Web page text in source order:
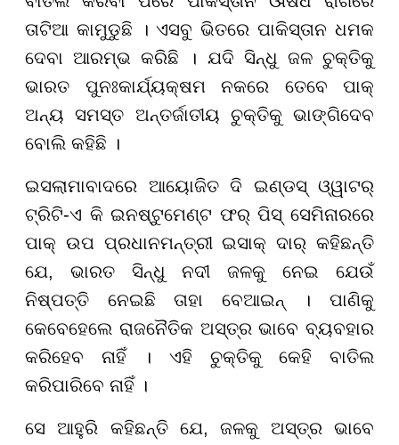
ତାଟିଆ କାମୁଡୁଛି । ଏସବୁ ଭିତରେ ପାକିସ୍ତାନ ଧମକ
ଦେବା ଆରମ୍ଭ କରିଛି । ଯଦି ସିନ୍ଧୁ ଜଳ ଚୁକ୍ତିକୁ
ଭାରତ ପୁନଃକାର୍ଯ୍ୟକ୍ଷମ ନକରେ ତେବେ ପାକ୍
ଅନ୍ୟ ସମସ୍ତ ଅନ୍ତର୍ଜାତୀୟ ଚୁକ୍ତିକୁ ଭାଙ୍ଗିଦେବ
ବୋଲି କହିଛି ।
ଇସଲାମାବାଦରେ ଆୟୋଜିତ ଦି ଇଣ୍ଡସ୍ ଓ୍ୱାଟର୍
ଟ୍ରିଟି-ଏ କି ଇନଷ୍ଟୁମେଣ୍ଟ ଫର୍ ପିସ୍ ସେମିନାରରେ
ପାକ୍ ଉପ ପ୍ରଧାନମନ୍ତ୍ରୀ ଇସାକ୍ ଦାର୍ କହିଛନ୍ତି
ଯେ, ଭାରତ ସିନ୍ଧୁ ନଦୀ ଜଳକୁ ନେଇ ଯେଉଁ
ନିଷ୍ପତ୍ତି ନେଇଛି ତାହା ବେଆଇନ୍ । ପାଣିକୁ
କେବେହେଲେ ରାଜନୈତିକ ଅସ୍ତ୍ର ଭାବେ ବ୍ୟବହାର
କରିହେବ ନାହିଁ । ଏହି ଚୁକ୍ତିକୁ କେହି ବାତିଲ
କରିପାରିବେ ନାହିଁ ।
ସେ ଆହୁରି କହିଛନ୍ତି ଯେ, ଜଳକୁ ଅସ୍ତ୍ର ଭାବେ